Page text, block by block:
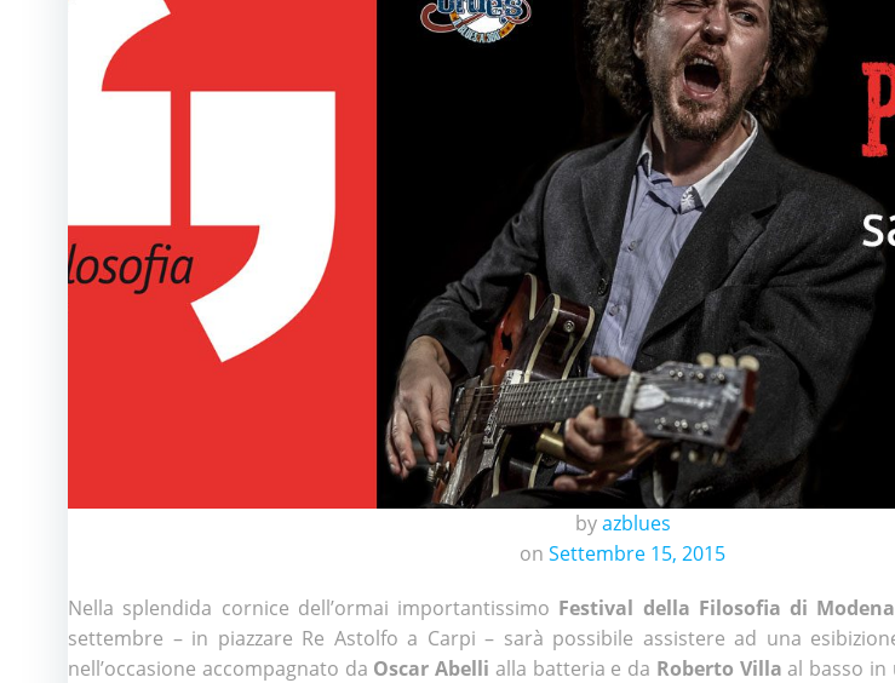
byazblues
onSettembre 15, 2015
Nella splendida cornice dell’ormai importantissimo Festival della Filosofia di
settembre – in piazzare Re Astolfo a Carpi – sarà possibile assistere ad una
nell’occasione accompagnato da Oscar Abelli alla batteria e da Roberto Villa al basso in